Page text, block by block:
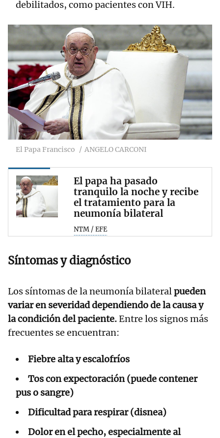
debilitados, como pacientes con VIH.
El Papa Francisco ANGELO CARCONI
El papa ha pasado
tranquilo la noche y recibe
el tratamiento para la
neumonía bilateral
NTM / EFE
Síntomas y diagnóstico
Los síntomas de la neumonía bilateralpueden
variar en severidad dependiendo de la causa y
la condición del paciente.Entre los signos más
frecuentes se encuentran:
Fiebre alta y escalofríos
Tos con expectoración (puede contener
pus o sangre)
Dificultad para respirar (disnea)
Dolor en el pecho, especialmente al